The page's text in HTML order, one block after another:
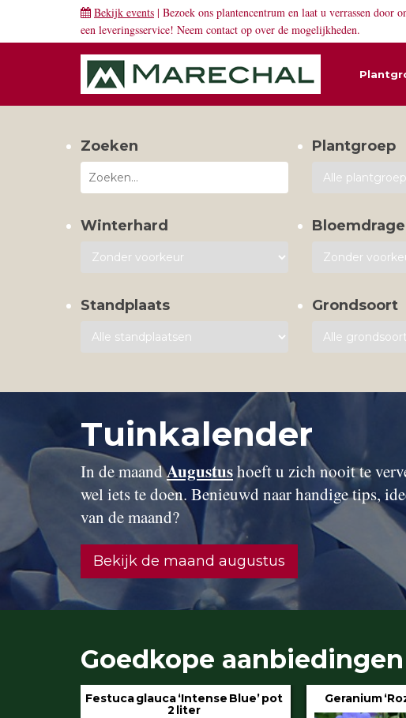
Bekijk events | Bezoek ons plantencentrum en laat u verrassen
een leveringsservice! Neem contact op over de mogelijkheden.
Zoeken Plantgroep
Winterhard
Standplaats Grondsoort
Tuinkalender
In de maandAugustushoeft u zich nooit te
wel iets te doen. Benieuwd naar handige tips,
van de maand?
Bekijk de maand augustus
Goedkope aanbiedingen
Geranium ‘Rozanne’ pot 3 liter
Hydrangea